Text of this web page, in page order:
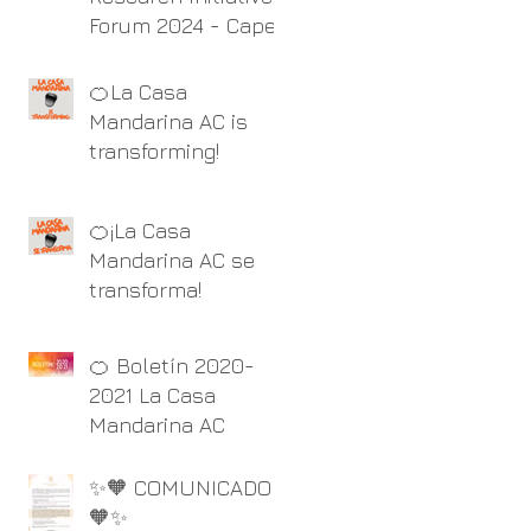
México, La Casa
Universidad de York,
Reinos Unido
Forum 2024 - Cape
🍊La Casa
Mandarina AC is
transforming!
🍊¡La Casa
Mandarina AC se
transforma!
🍊 Boletín 2020-
2021 La Casa
Mandarina AC
✨🧡 COMUNICADO
🧡✨